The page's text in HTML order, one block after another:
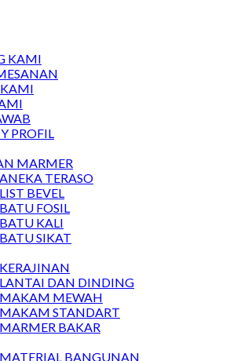
KAMI
PROFIL
MARMER
TERASO
BEVEL
FOSIL
KALI
SIKAT
DAN DINDING
MEWAH
STANDART
BAKAR
BANGUNAN